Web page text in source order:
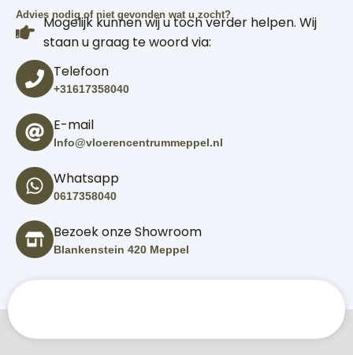
Advies nodig of niet gevonden wat u zocht?
Mogelijk kunnen wij u toch verder helpen. Wij
staan u graag te woord via:
Telefoon
+31617358040
E-mail
Info@vloerencentrummeppel.nl
Whatsapp
0617358040
Bezoek onze Showroom
Blankenstein 420 Meppel